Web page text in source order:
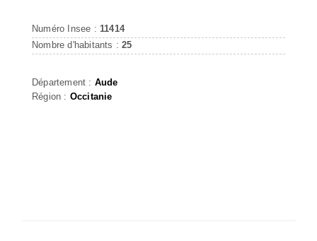
Numéro Insee : 11414
Nombre d'habitants :25
Département : Aude
Région : Occitanie